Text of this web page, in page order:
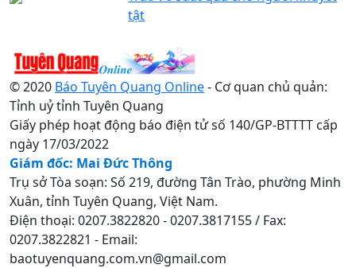
tật
© 2020 Báo Tuyên Quang Online- Cơ quan chủ quản:
Tỉnh uỷ tỉnh Tuyên Quang
Giấy phép hoạt động báo điện tử số 140/GP-BTTTT cấp
ngày 17/03/2022
Giám đốc: Mai Đức Thông
Trụ sở Tòa soạn: Số 219, đường Tân Trào, phường Minh
Xuân, tỉnh Tuyên Quang, Việt Nam.
Điện thoại: 0207.3822820 - 0207.3817155 / Fax:
0207.3822821 - Email:
baotuyenquang.com.vn@gmail.com